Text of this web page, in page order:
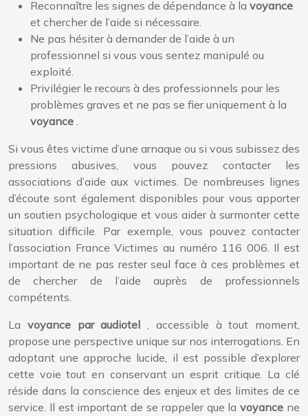
Reconnaître les signes de dépendance à la voyance
et chercher de l’aide si nécessaire.
Ne pas hésiter à demander de l’aide à un
professionnel si vous vous sentez manipulé ou
exploité.
Privilégier le recours à des professionnels pour les
problèmes graves et ne pas se fier uniquement à la
voyance .
Si vous êtes victime d’une arnaque ou si vous subissez des
pressions abusives, vous pouvez contacter les
associations d’aide aux victimes. De nombreuses lignes
d’écoute sont également disponibles pour vous apporter
un soutien psychologique et vous aider à surmonter cette
situation difficile. Par exemple, vous pouvez contacter
l’association France Victimes au numéro 116 006. Il est
important de ne pas rester seul face à ces problèmes et
de chercher de l’aide auprès de professionnels
compétents.
La voyance par audiotel , accessible à tout moment,
propose une perspective unique sur nos interrogations. En
adoptant une approche lucide, il est possible d’explorer
cette voie tout en conservant un esprit critique. La clé
réside dans la conscience des enjeux et des limites de ce
service. Il est important de se rappeler que lavoyance ne